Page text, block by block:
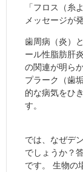
「フロス（糸
メッセージが
歯周病（炎）
ール性脂肪肝
の関連が明ら
プラーク（歯
的な病気をひ
す。
では、なぜデ
でしょうか？
です。 生物の